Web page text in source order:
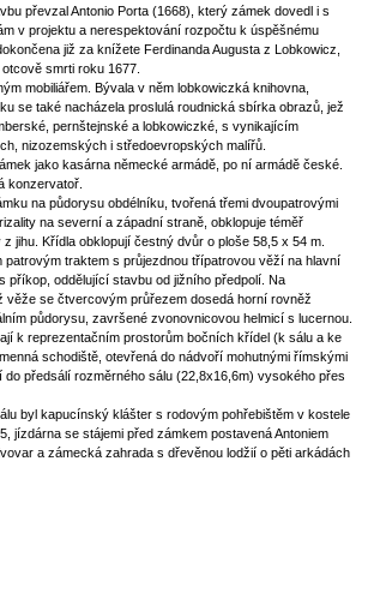
převzal Antonio Porta (1668), který zámek dovedl i s
v projektu a nerespektování rozpočtu k úspěšnému
již za knížete Ferdinanda Augusta z Lobkowicz,
smrti roku 1677.
mobiliářem. Bývala v něm lobkowiczká knihovna,
se také nacházela proslulá roudnická sbírka obrazů, jež
pernštejnské a lobkowiczké, s vynikajícím
nizozemských i středoevropských malířů.
jako kasárna německé armádě, po ní armádě české.
konzervatoř.
na půdorysu obdélníku, tvořená třemi dvoupatrovými
na severní a západní straně, obklopuje téměř
jihu. Křídla obklopují čestný dvůr o ploše 58,5 x 54 m.
traktem s průjezdnou třípatrovou věží na hlavní
příkop, oddělující stavbu od jižního předpolí. Na
věže se čtvercovým průřezem dosedá horní rovněž
půdorysu, završené zvonovnicovou helmicí s lucernou.
k reprezentačním prostorům bočních křídel (k sálu a ke
schodiště, otevřená do nádvoří mohutnými římskými
předsálí rozměrného sálu (22,8x16,6m) vysokého přes
byl kapucínský klášter s rodovým pohřebištěm v kostele
jízdárna se stájemi před zámkem postavená Antoniem
a zámecká zahrada s dřevěnou lodžií o pěti arkádách